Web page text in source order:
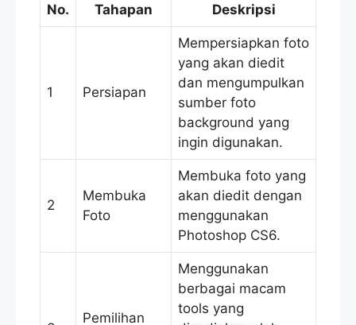
No. Tahapan Deskripsi
1 Persiapan
Mempersiapkan foto
yang akan diedit
dan mengumpulkan
sumber foto
background yang
ingin digunakan.
2
Membuka
Foto
Membuka foto yang
akan diedit dengan
menggunakan
Photoshop CS6.
Pemilihan
Menggunakan
berbagai macam
tools yang